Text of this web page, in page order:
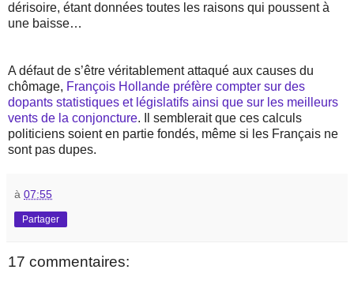
dérisoire, étant données toutes les raisons qui poussent à
une baisse…
A défaut de s’être véritablement attaqué aux causes du
chômage, François Hollande préfère compter sur des
dopants statistiques et législatifs ainsi que sur les meilleurs
vents de la conjoncture. Il semblerait que ces calculs
politiciens soient en partie fondés, même si les Français ne
sont pas dupes.
à 07:55
Partager
17 commentaires: